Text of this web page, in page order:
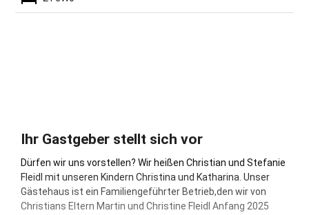
Ihr Gastgeber stellt sich vor
Dürfen wir uns vorstellen? Wir heißen Christian und Stefanie
Fleidl mit unseren Kindern Christina und Katharina. Unser
Gästehaus ist ein Familiengeführter Betrieb,den wir von
Christians Eltern Martin und Christine Fleidl Anfang 2025